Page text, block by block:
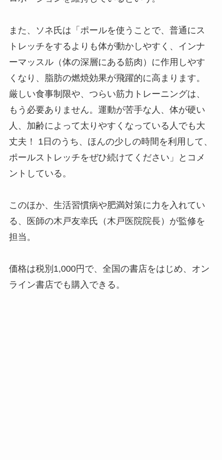
また、ソネ氏は「ポールを使うことで、普通にス
トレッチをするよりも体が動かしやすく、インナ
ーマッスル（体の深層にある筋肉）に作用しやす
くなり、脂肪の燃焼効果が飛躍的に高まります。
厳しい食事制限や、つらい筋力トレーニングは、
もう必要ありません。運動が苦手な人、体が硬い
人、加齢によって太りやすくなっている人でも大
丈夫！ 1日のうち、ほんの少しの時間を利用して、
ポールストレッチをぜひ続けてください」とコメ
ントしている。
このほか、生活習慣病や肥満対策に力を入れてい
る、医師の木戸友幸氏（木戸医院院長）が監修を
担当。
価格は税別1,000円で、全国の書店をはじめ、オン
ライン書店でも購入できる。